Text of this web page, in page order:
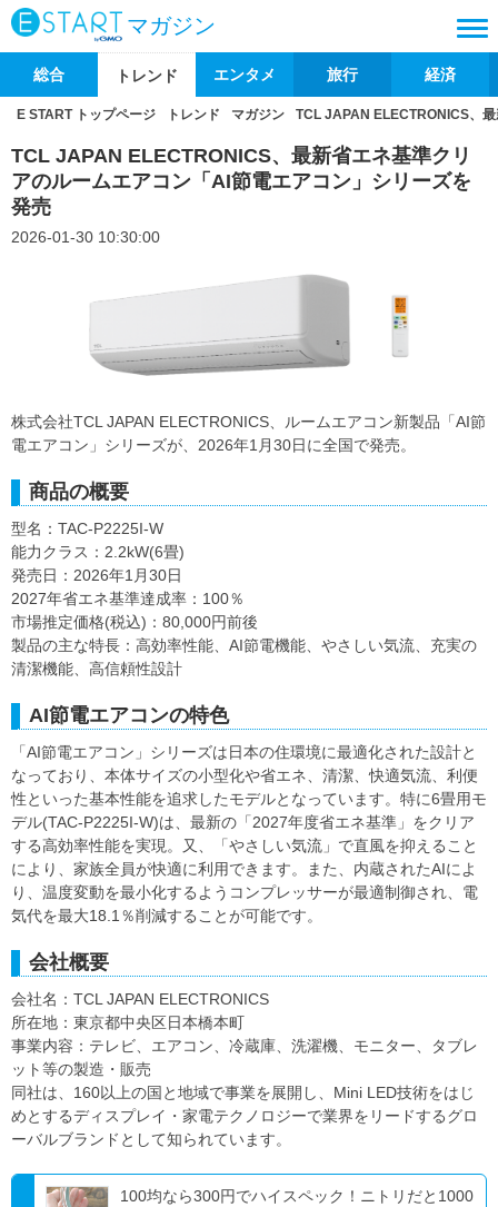
マガジン
総合 トレンド エンタメ 旅行 経済
E START トップページ トレンド マガジン TCL JAPAN ELECTRONICS、
TCL JAPAN ELECTRONICS、最新省エネ基準クリ
アのルームエアコン「AI節電エアコン」シリーズを
発売
2026-01-30 10:30:00
株式会社TCL JAPAN ELECTRONICS、ルームエアコン新製品「AI節
電エアコン」シリーズが、2026年1月30日に全国で発売。
商品の概要
型名：TAC-P2225I-W
能力クラス：2.2kW(6畳)
発売日：2026年1月30日
2027年省エネ基準達成率：100％
市場推定価格(税込)：80,000円前後
製品の主な特長：高効率性能、AI節電機能、やさしい気流、充実の
清潔機能、高信頼性設計
AI節電エアコンの特色
「AI節電エアコン」シリーズは日本の住環境に最適化された設計と
なっており、本体サイズの小型化や省エネ、清潔、快適気流、利便
性といった基本性能を追求したモデルとなっています。特に6畳用モ
デル(TAC-P2225I-W)は、最新の「2027年度省エネ基準」をクリア
する高効率性能を実現。又、「やさしい気流」で直風を抑えること
により、家族全員が快適に利用できます。また、内蔵されたAIによ
り、温度変動を最小化するようコンプレッサーが最適制御され、電
気代を最大18.1％削減することが可能です。
会社概要
会社名：TCL JAPAN ELECTRONICS
所在地：東京都中央区日本橋本町
事業内容：テレビ、エアコン、冷蔵庫、洗濯機、モニター、タブレ
ット等の製造・販売
同社は、160以上の国と地域で事業を展開し、Mini LED技術をはじ
めとするディスプレイ・家電テクノロジーで業界をリードするグロ
ーバルブランドとして知られています。
100均なら300円でハイスペック！ニトリだと1000